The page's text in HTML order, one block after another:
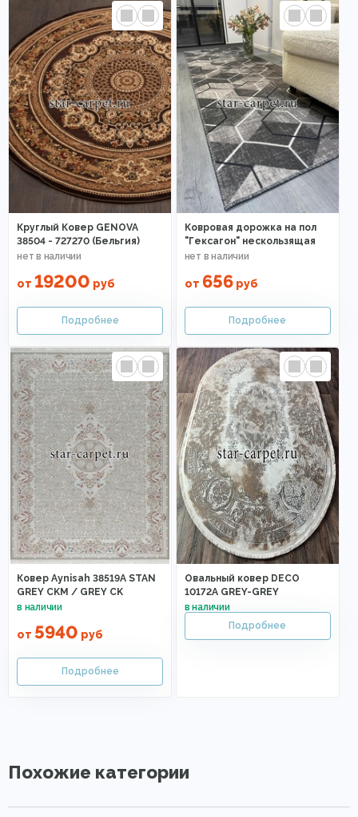
Круглый Ковер GENOVA
38504 - 727270 (Бельгия)
от 19200 руб
Ковровая дорожка на пол
"Гексагон" нескользящая
от 656руб
Ковер Aynisah 38519A STAN
GREY CKM / GREY CK
от 5940 руб
Овальный ковер DECO
10172A GREY-GREY
Похожие категории